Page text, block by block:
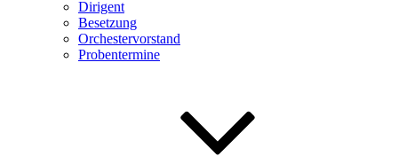
Dirigent
Besetzung
Orchestervorstand
Probentermine